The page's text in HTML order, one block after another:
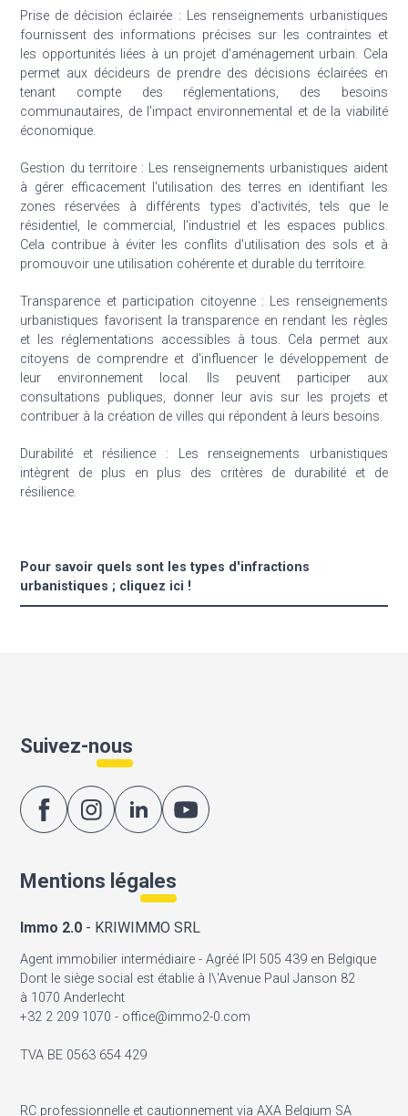
Prise de décision éclairée : Les renseignements urbanistiques
fournissent des informations précises sur les contraintes et
les opportunités liées à un projet d'aménagement urbain. Cela
permet aux décideurs de prendre des décisions éclairées en
tenant compte des réglementations, des besoins
communautaires, de l'impact environnemental et de la viabilité
économique.
Gestion du territoire : Les renseignements urbanistiques aident
à gérer efficacement l'utilisation des terres en identifiant les
zones réservées à différents types d'activités, tels que le
résidentiel, le commercial, l'industriel et les espaces publics.
Cela contribue à éviter les conflits d'utilisation des sols et à
promouvoir une utilisation cohérente et durable du territoire.
Transparence et participation citoyenne : Les renseignements
urbanistiques favorisent la transparence en rendant les règles
et les réglementations accessibles à tous. Cela permet aux
citoyens de comprendre et d'influencer le développement de
leur environnement local. Ils peuvent participer aux
consultations publiques, donner leur avis sur les projets et
contribuer à la création de villes qui répondent à leurs besoins.
Durabilité et résilience : Les renseignements urbanistiques
intègrent de plus en plus des critères de durabilité et de
résilience.
Pour savoir quels sont les types d'infractions
urbanistiques ; cliquez ici !
Suivez-nous
Mentions légales
Immo 2.0 - KRIWIMMO SRL
Agent immobilier intermédiaire - Agréé IPI 505 439 en Belgique
Dont le siège social est établie à l\'Avenue Paul Janson 82
à 1070 Anderlecht
+32 2 209 1070 - office@immo2-0.com
TVA BE 0563 654 429
RC professionnelle et cautionnement via AXA Belgium SA